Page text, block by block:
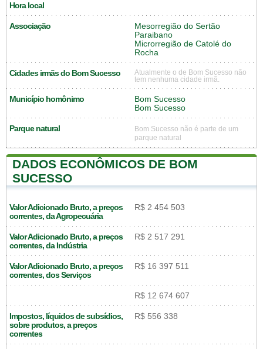
Hora local
Associação
Mesorregião do Sertão
Paraibano
Microrregião de Catolé do
Rocha
Cidades irmãs do Bom Sucesso
Atualmente o de Bom Sucesso não
tem nenhuma cidade irmã.
Município homônimo
Bom Sucesso
Bom Sucesso
Parque natural
Bom Sucesso não é parte de um
parque natural
DADOS ECONÔMICOS DE BOM
SUCESSO
Valor Adicionado Bruto, a preços
correntes, da Agropecuária
R$ 2 454 503
Valor Adicionado Bruto, a preços
correntes, da Indústria
R$ 2 517 291
Valor Adicionado Bruto, a preços
correntes, dos Serviços
R$ 16 397 511
R$ 12 674 607
Impostos, líquidos de subsídios,
sobre produtos, a preços
correntes
R$ 556 338